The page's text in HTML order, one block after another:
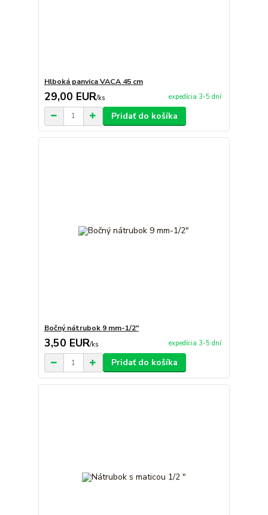
Hlboká panvica VACA 45 cm
29,00 EUR/ks expedícia 3-5 dní
Pridať do košíka
Bočný nátrubok 9 mm-1/2"
3,50 EUR/ks expedícia 3-5 dní
Pridať do košíka